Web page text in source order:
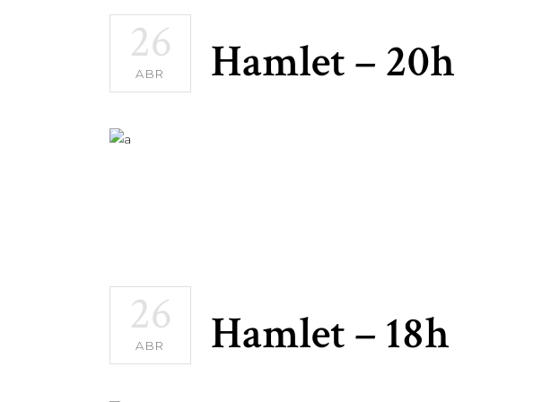
26
ABR Hamlet – 20h
26
ABR Hamlet – 18h